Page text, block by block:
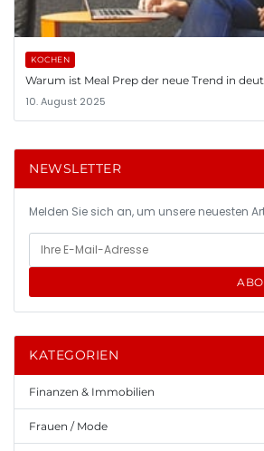
KOCHEN
Warum ist Meal Prep der neue Trend in
10. August 2025
NEWSLETTER
Melden Sie sich an, um unsere neuesten
KATEGORIEN
Finanzen & Immobilien
Frauen / Mode